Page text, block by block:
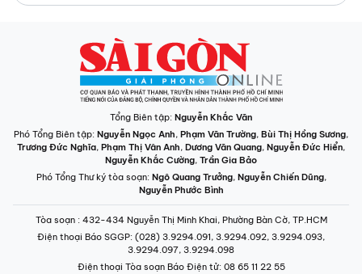
Tổng Biên tập: Nguyễn Khắc Văn
Phó Tổng Biên tập: Nguyễn Ngọc Anh, Phạm Văn Trường, Bùi Thị Hồng Sương,
Trương Đức Nghĩa, Phạm Thị Vân Anh, Dương Văn Quang, Nguyễn Đức Hiển,
Nguyễn Khắc Cường, Trần Gia Bảo
Phó Tổng Thư ký tòa soạn: Ngô Quang Trưởng, Nguyễn Chiến Dũng,
Nguyễn Phước Bình
Tòa soạn : 432-434 Nguyễn Thị Minh Khai, Phường Bàn Cờ, TP.HCM
Điện thoại Báo SGGP: (028) 3.9294.091, 3.9294.092, 3.9294.093,
3.9294.097, 3.9294.098
Điện thoại Tòa soạn Báo Điện tử: 08 65 11 22 55